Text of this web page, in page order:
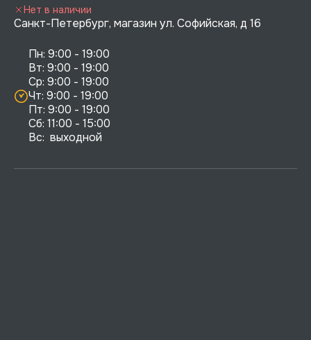
Санкт-Петербург, магазин ул. Софийская, д 16
Пн: 9:00 - 19:00
Вт: 9:00 - 19:00
Ср: 9:00 - 19:00
Чт: 9:00 - 19:00
Пт: 9:00 - 19:00
Сб: 11:00 - 15:00
Вс:  выходной
Нет в наличии